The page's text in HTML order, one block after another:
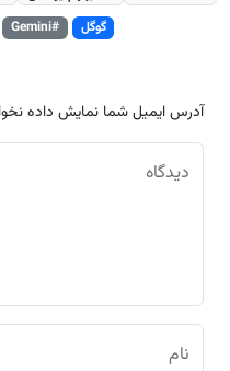
گوگل
#Gemini
آدرس ایمیل شما نمایش داده
دیدگاه
نام